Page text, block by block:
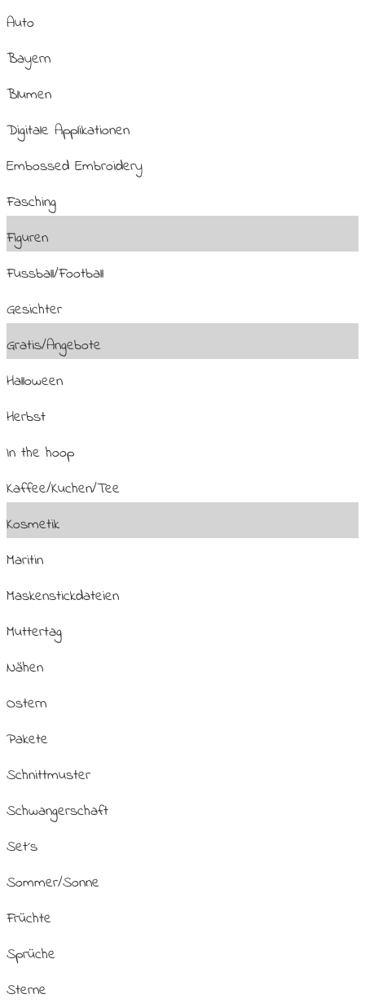
Auto
Bayern
Blumen
Digitale Applikationen
Embossed Embroidery
Fasching
Figuren
Fussball/Football
Gesichter
Gratis/Angebote
Halloween
Herbst
In the hoop
Kaffee/Kuchen/Tee
Kosmetik
Maritin
Maskenstickdateien
Muttertag
Nähen
Ostern
Pakete
Schnittmuster
Schwangerschaft
Set´s
Sommer/Sonne
Früchte
Sprüche
Sterne